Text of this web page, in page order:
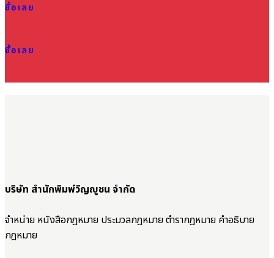
ซื้อเลย
ซื้อเลย
บริษัท สำนักพิมพ์วิญญูชน จำกัด
จำหน่าย หนังสือกฎหมาย ประมวลกฎหมาย ตำรากฎหมาย คำอธิบาย
กฎหมาย